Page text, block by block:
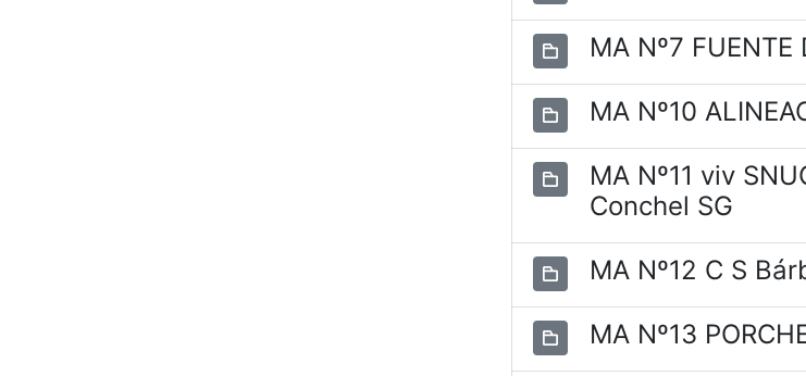
MA Nº7 FUENTE
MA Nº10
MA Nº11 viv
Conchel SG
MA Nº12 C S
MA Nº13